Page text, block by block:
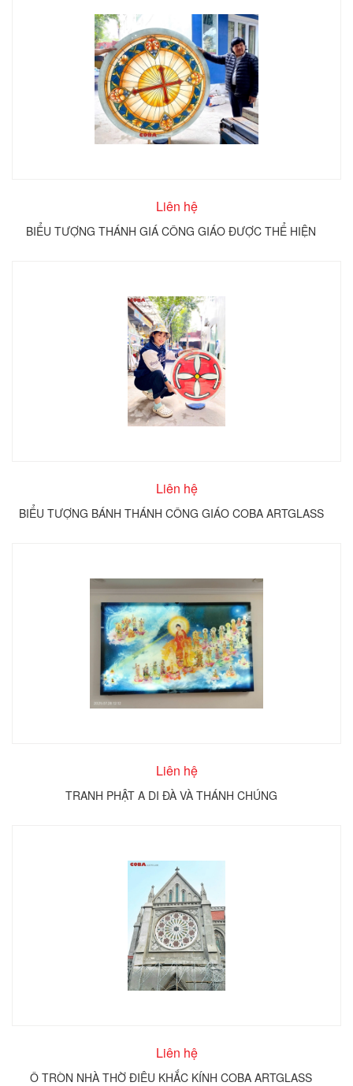
Liên hệ
BIỂU TƯỢNG THÁNH GIÁ CÔNG GIÁO ĐƯỢC THỂ HIỆN
Liên hệ
BIỂU TƯỢNG BÁNH THÁNH CÔNG GIÁO COBA ARTGLASS
Liên hệ
TRANH PHẬT A DI ĐÀ VÀ THÁNH CHÚNG
Liên hệ
Ô TRÒN NHÀ THỜ ĐIÊU KHẮC KÍNH COBA ARTGLASS